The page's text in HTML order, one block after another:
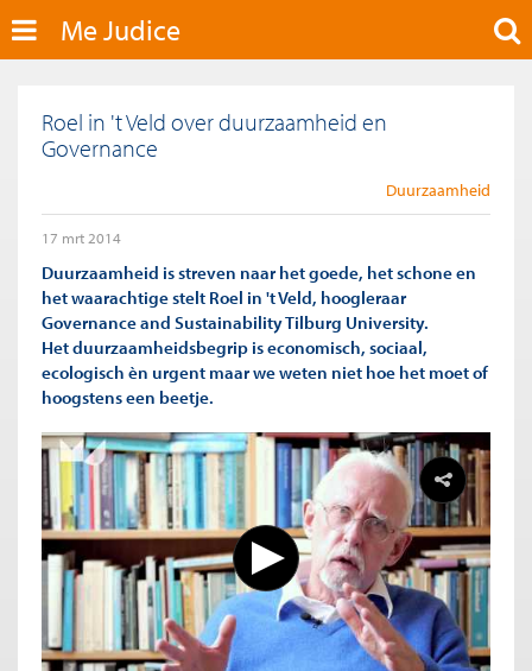
Me Judice
Roel in 't Veld over duurzaamheid en
Governance
Duurzaamheid
17 mrt 2014
Duurzaamheid is streven naar het goede, het schone en
het waarachtige stelt Roel in 't Veld, hoogleraar
Governance and Sustainability Tilburg University.
Het duurzaamheidsbegrip is economisch, sociaal,
ecologisch èn urgent maar we weten niet hoe het moet of
hoogstens een beetje.